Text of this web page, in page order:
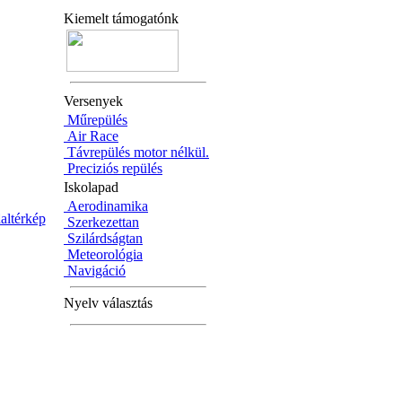
Kiemelt támogatónk
Versenyek
Műrepülés
Air Race
Távrepülés motor nélkül.
Preciziós repülés
Iskolapad
Aerodinamika
Szerkezettan
Szilárdságtan
Meteorológia
Navigáció
Nyelv választás